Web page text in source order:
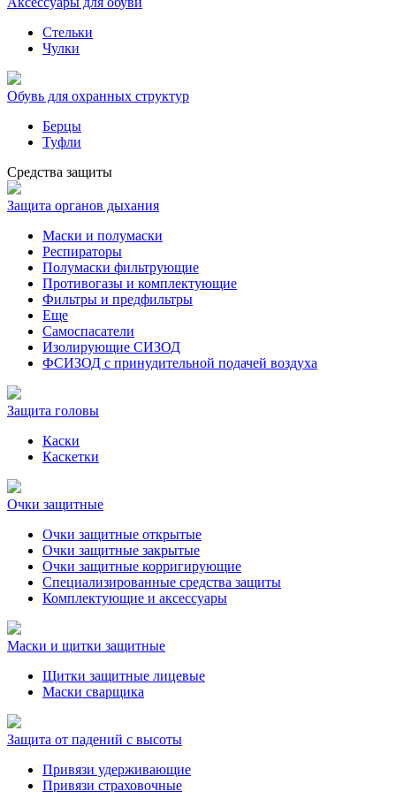
Стельки
Чулки
Обувь для охранных структур
Берцы
Туфли
Средства защиты
Защита органов дыхания
Маски и полумаски
Респираторы
Полумаски фильтрующие
Противогазы и комплектующие
Фильтры и предфильтры
Еще
Самоспасатели
Изолирующие СИЗОД
ФСИЗОД с принудительной подачей воздуха
Защита головы
Каски
Каскетки
Очки защитные
Очки защитные открытые
Очки защитные закрытые
Очки защитные корригирующие
Специализированные средства защиты
Комплектующие и аксессуары
Маски и щитки защитные
Щитки защитные лицевые
Маски сварщика
Защита от падений с высоты
Привязи удерживающие
Привязи страховочные